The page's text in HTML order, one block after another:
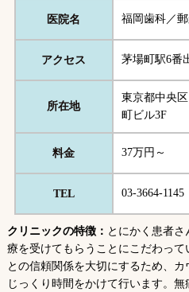
医院名 福岡歯科／
アクセス 茅場町駅6番
所在地
東京都中央
町ビル3F
料金 37万円～
TEL 03-3664-1145
クリニックの特徴： とにかく患者
療を受けてもらうことにこだわっ
との信頼関係を大切にするため、
じっくり時間をかけて行います。無